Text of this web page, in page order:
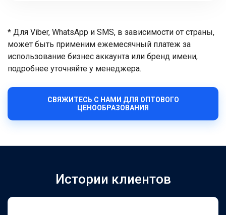
* Для Viber, WhatsApp и SMS, в зависимости от страны,
может быть применим ежемесячный платеж за
использование бизнес аккаунта или бренд имени,
подробнее уточняйте у менеджера.
СВЯЖИТЕСЬ С НАМИ ДЛЯ ОПТОВОГО
ЦЕНООБРАЗОВАНИЯ
Истории клиентов